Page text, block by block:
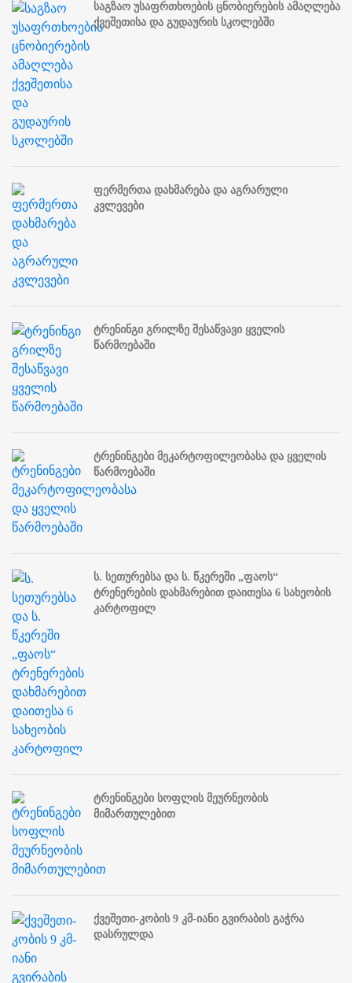
საგზაო უსაფრთხოების ცნობიერების ამაღლება
ქვეშეთისა და გუდაურის სკოლებში
ფერმერთა დახმარება და აგრარული
კვლევები
ტრენინგი გრილზე შესაწვავი ყველის
წარმოებაში
ტრენინგები მეკარტოფილეობასა და ყველის
წარმოებაში
ს. სეთურებსა და ს. წკერეში „ფაოს“
ტრენერების დახმარებით დაითესა 6 სახეობის
კარტოფილ
ტრენინგები სოფლის მეურნეობის
მიმართულებით
ქვეშეთი-კობის 9 კმ-იანი გვირაბის გაჭრა
დასრულდა